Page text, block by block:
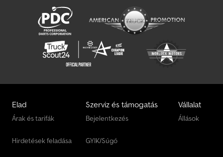
Elad
Árak és tarifák
Hirdetések feladása
Szerviz és támogatás
Bejelentkezés
GYIK/Súgó
Vállalat
Állások